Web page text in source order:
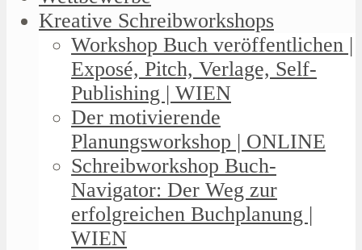
Kreative Schreibworkshops
Workshop Buch veröffentlichen |
Exposé, Pitch, Verlage, Self-
Publishing | WIEN
Der motivierende
Planungsworkshop | ONLINE
Schreibworkshop Buch-
Navigator: Der Weg zur
erfolgreichen Buchplanung |
WIEN